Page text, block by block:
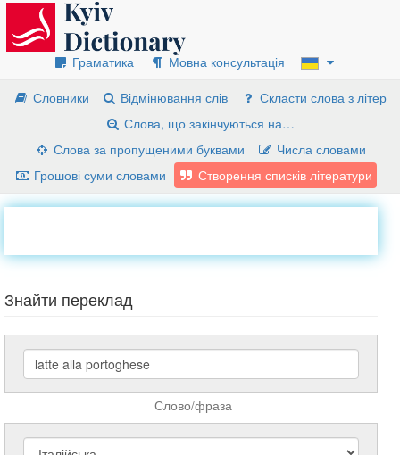
Граматика
Мовна консультація
Словники
Відмінювання слів
Скласти слова з літер
Слова, що закінчуються на…
Слова за пропущеними буквами
Числа словами
Грошові суми словами
Створення списків літератури
Знайти переклад
Слово/фраза